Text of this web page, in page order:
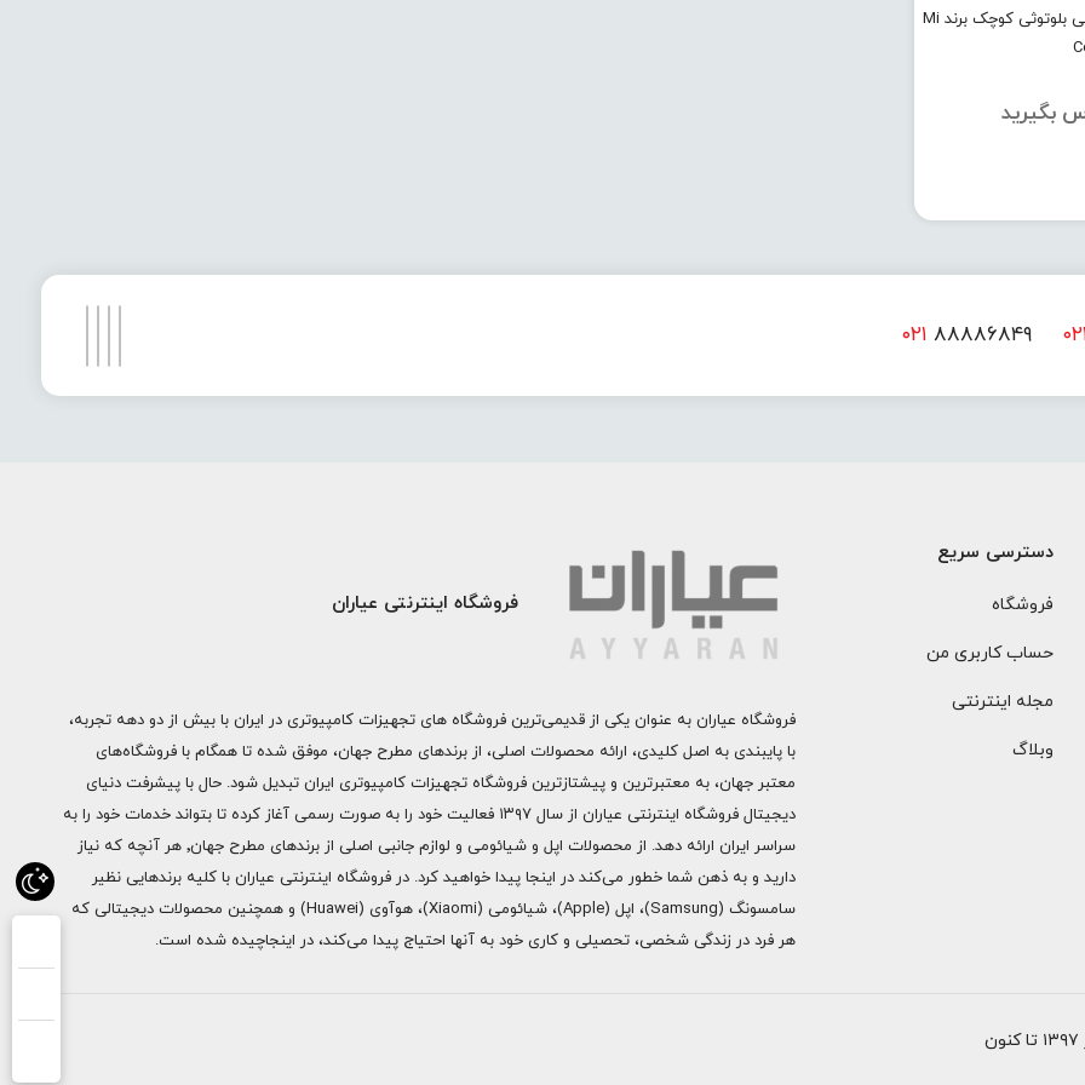
اسپیکر شیائومی بلوتوثی کوچک برند Mi
بگیرید
۰۲۱ ۸۸۸۸۶۸۴۹
دسترسی سریع
فروشگاه
حساب کاربری من
مجله اینترنتی
وبلاگ
فروشگاه اینترنتی عیاران
فروشگاه عیاران به عنوان یکی از قدیمی‌ترین فروشگاه های تجهیزات کامپیوتری در ایران با بیش از دو دهه تجربه،
با پایبندی به اصل کلیدی، ارائه محصولات اصلی، از برندهای مطرح جهان، موفق شده تا همگام با فروشگاه‌های
معتبر جهان، به معتبرترین و پیشتازترین فروشگاه تجهیزات کامپیوتری ایران تبدیل شود. حال با پیشرفت دنیای
دیجیتال فروشگاه اینترنتی عیاران از سال ۱۳۹۷ فعالیت خود را به صورت رسمی آغاز کرده تا بتواند خدمات خود را به
سراسر ایران ارائه دهد. از محصولات اپل و شیائومی و لوازم جانبی اصلی از برندهای مطرح جهان٬ هر آنچه که نیاز
دارید و به ذهن شما خطور می‌کند در اینجا پیدا خواهید کرد. در فروشگاه اینترنتی عیاران با کلیه برندهایی نظیر
سامسونگ (Samsung)، اپل (Apple)، شیائومی (Xiaomi)، هوآوی (Huawei) و همچنین محصولات دیجیتالی که
هر فرد در زندگی شخصی، تحصیلی و کاری خود به آنها احتیاج پیدا می‌کند، در اینجاچیده شده است.